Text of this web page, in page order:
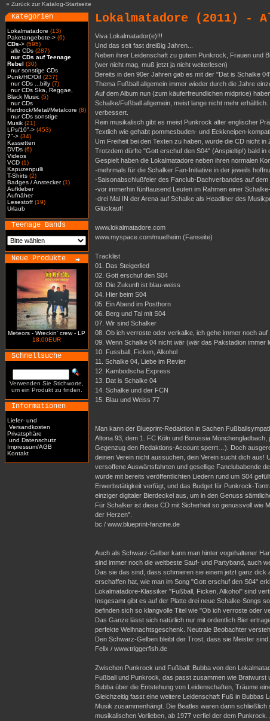
» Zurück zur Katalog-Startseite
Kategorien
Lokalmatadore (13)
Paketangebote-> (6)
CDs-> (595)
alle CDs (287)
nur CDs auf Teenage
Rebel (30)
nur sonstige CDs
Punk/HC/Oi! (237)
nur CDs ...billy (7)
nur CDs Ska, Reggae,
Black Music (5)
nur CDs
Hardrock/Metal/Metalcore (8)
nur CDs sonstige
Musik (21)
LPs/10"-> (453)
7"-> (34)
Kassetten
DVDs (6)
Videos
VCD (1)
Kapuzenpulli
T-Shirts (2)
Badges / Anstecker(1)
Aufkleber
Aufnäher
Lesestoff (19)
Urlaub
Teenage Bands
Neue Produkte
Meteors - Wreckin' crew - LP
18.00EUR
Schnellsuche
Verwenden Sie Stichworte,
um ein Produkt zu finden.
Informationen
Liefer- und
Versandkosten
Privatsphäre
und Datenschutz
Impressum/AGB
Kontakt
Lokalmatadore (2011) -
Viva Lokalmatador(e)!!!
Und das seit fast dreißig Jahren...
Neben ihrer Leidenschaft zu gutem Punkrock, Frauen und
(wer nicht mag, muß jetzt ja nicht weiterlesen)
Bereits in den 90er Jahren gab es mit der "Dat is Schalke
Thema Fußball allgemein immer wieder durch die Jahre
Auf dem Album nun (zum käuferfreundlichen midprice)
Schalke/Fußball allgemein, meist lange nicht mehr
verbessert.
Rein musikalisch gibt es meist Punkrock alter englischer
Textlich wie gehabt pommesbuden- und Eckkneipen-
Um Freiheit bei den Texten zu haben, wurde die CD nicht
Trotzdem dürfte "Gott erschuf den S04" (Anspieltip!) bald
Gespielt haben die Lokalmatadore neben ihren normalen
-mehrmals für die Schalker Fan-Initiative in der jeweils
-Saisonabschlußfeier des Fanclub-Dachverbandes auf
-vor immerhin fünftausend Leuten im Rahmen einer
-drei Mal IN der Arena auf Schalke als Headliner des
Glückauf!
www.lokalmatadore.com
www.myspace.com/muelheim (Fanseite)
Tracklist
01. Das Steigerlied
02. Gott erschuf den S04
03. Die Zukunft ist blau-weiss
04. Hier beim S04
05. Ein Abend im Posthorn
06. Berg und Tal mit S04
07. Wir sind Schalker
08. Ob ich verroste oder verkalke, ich gehe immer noch auf
09. Wenn Schalke 04 nicht wär (wär das Pakstadion immer
10. Fussball, Ficken, Alkohol
11. Schalke 04, Liebe im Revier
12. Kambodscha Express
13. Dat is Schalke 04
14. Schalke und der FCN
15. Blau und Weiss 77
Man kann der Blueprint-Redaktion in Sachen
Altona 93, dem 1. FC Köln und Borussia
Gegenzug den Redaktions-Account sperrt…). Doch
deinen Verein nicht aussuchen, dein Verein sucht dich aus!
versoffene Auswärtsfahrten und gesellige Fanclubabende
wurde mit bereits veröffentlichten Liedern rund um S04
Erwerbstätigkeit verfügt, und das Budget für Punkrock-
einziger digitaler Bierdeckel aus, um in den Genuss
Für Schalker ist diese CD mit Sicherheit so genussvoll wie
der Herzen".
bc / www.blueprint-fanzine.de
Auch als Schwarz-Gelber kann man hinter vogehaltener
sind immer noch die weltbeste Sauf- und Partyband, auch
Das sie das sind, dass schmieren sie einem jetzt ganz
erschaffen hat, wie man im Song "Gott erschuf den S04"
Lokalmatadore-Klassiker "Fußball, Ficken, Alkohol" sind
Insgesamt gibt es auf der Platte drei neue Schalke-Songs
befinden sich so klangvolle Titel wie "Ob ich verroste oder
Das Ganze lässt sich natürlich nur mit ordentlich Bier
perfekte Weihnachtsgeschenk. Neutrale Beobachter
Den Schwarz-Gelben bleibt der Trost, dass sie Meister
Felix / www.triggerfish.de
Zwischen Punkrock und Fußball: Bubba von den
Fußball und Punkrock, das passt zusammen wie Bratwurst
Bubba über die Entstehung von Leidenschaften, Träume
Gleichzeitig fasst eine weitere Leidenschaft Fuß in Bubbas
Musik zusammenhängt. Die Beatles waren dann
musikalischen Vorlieben, ab 1977 verfiel der dem